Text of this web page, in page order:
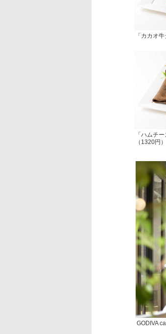
「カカオ
「ハムチ
（1320円）
GODIVA